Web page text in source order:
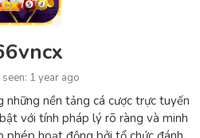
seen: 1 year ago
nền tảng cá cược trực tuyến
với tính pháp lý rõ ràng và minh